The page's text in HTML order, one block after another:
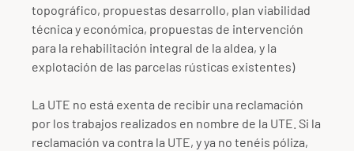
topográfico, propuestas desarrollo, plan viabilidad
técnica y económica, propuestas de intervención
para la rehabilitación integral de la aldea, y la
explotación de las parcelas rústicas existentes)
La UTE no está exenta de recibir una reclamación
por los trabajos realizados en nombre de la UTE. Si la
reclamación va contra la UTE, y ya no tenéis póliza,